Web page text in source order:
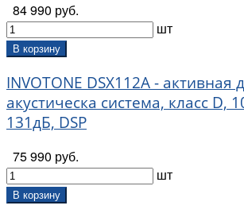
84 990 руб.
шт
В корзину
INVOTONE DSX112A - активная
акустическа система, класс D,
131дБ, DSP
75 990 руб.
шт
В корзину